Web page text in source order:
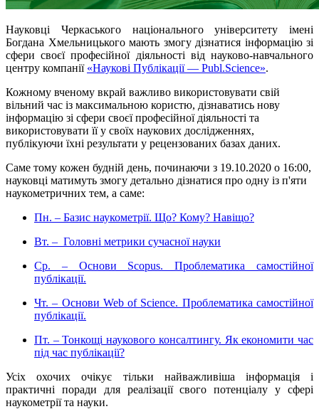
Науковці Черкаського національного університету імені
Богдана Хмельницького мають змогу дізнатися інформацію зі
сфери своєї професійної діяльності від науково-навчального
центру компанії «Наукові Публікації — Publ.Science».
Кожному вченому вкрай важливо використовувати свій
вільний час із максимальною користю, дізнаватись нову
інформацію зі сфери своєї професійної діяльності та
використовувати її у своїх наукових дослідженнях,
публікуючи їхні результати у рецензованих базах даних.
Саме тому кожен будній день, починаючи з 19.10.2020 о 16:00,
науковці матимуть змогу детально дізнатися про одну із п'яти
наукометричних тем, а саме:
Пн. – Базис наукометрії. Що? Кому? Навіщо?
Вт. – Головні метрики сучасної науки
Ср. – Основи Scopus. Проблематика самостійної
публікації.
Чт. – Основи Web of Science. Проблематика самостійної
публікації.
Пт. – Тонкощі наукового консалтингу. Як економити час
під час публікації?
Усіх охочих очікує тільки найважливіша інформація і
практичні поради для реалізації свого потенціалу у сфері
наукометрії та науки.